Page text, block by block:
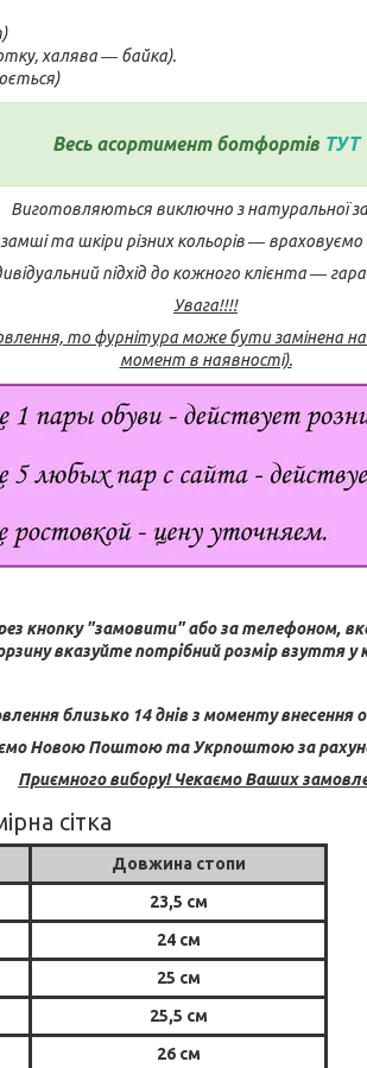
халява ― байка).
Весь асортимент ботфортів ТУТ
Виготовляються виключно з натуральної
та шкіри різних кольорів ― враховуємо
підхід до кожного клієнта ―
Увага!!!!
то фурнітура може бути замінена
момент в наявності).
кнопку "замовити" або за телефоном,
вказуйте потрібний розмір взуття у
близько 14 днів з моменту внесення
Новою Поштою та Укрпоштою за
Приємного вибору! Чекаємо Ваших
Довжина стопи
сітка
23,5 см
24 см
25 см
25,5 см
26 см